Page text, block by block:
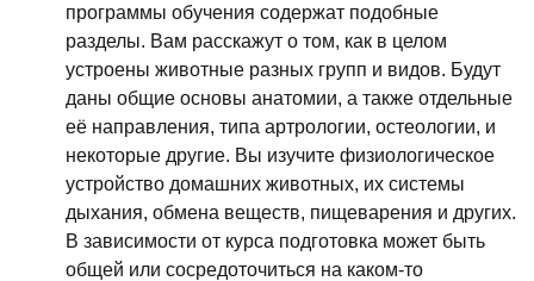
программы обучения содержат подобные
разделы. Вам расскажут о том, как в целом
устроены животные разных групп и видов. Будут
даны общие основы анатомии, а также отдельные
её направления, типа артрологии, остеологии, и
некоторые другие. Вы изучите физиологическое
устройство домашних животных, их системы
дыхания, обмена веществ, пищеварения и других.
В зависимости от курса подготовка может быть
общей или сосредоточиться на каком-то